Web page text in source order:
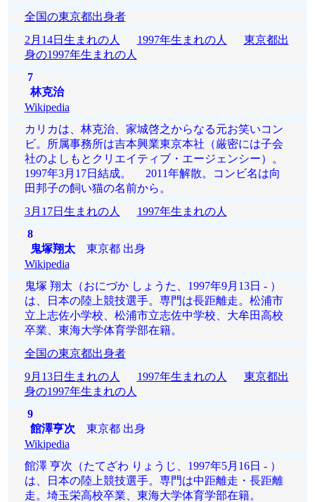
全国の東京都出身者
2月14日生まれの人
1997年生まれの人
東京都出
身の1997年生まれの人
7
林克治
Wikipedia
カリカは、林克治、家城啓之からなる元お笑いコン
ビ。所属事務所は吉本興業東京本社（厳密には子会
社のよしもとクリエイティブ・エージェンシー）。
1997年3月17日結成。 2011年解散。コンビ名は向
田邦子の飼い猫の名前から。
3月17日生まれの人
1997年生まれの人
8
鬼塚翔太東京都 出身
Wikipedia
鬼塚 翔太（おにづか しょうた、1997年9月13日 - ）
は、日本の陸上競技選手。専門は長距離走。松浦市
立上志佐小学校、松浦市立志佐中学校、大牟田高校
卒業、東海大学体育学部在籍。
全国の東京都出身者
9月13日生まれの人
1997年生まれの人
東京都出
身の1997年生まれの人
9
館澤亨次 東京都 出身
Wikipedia
館澤 亨次（たてざわ りょうじ、1997年5月16日 - ）
は、日本の陸上競技選手。専門は中距離走・長距離
走。埼玉栄高校卒業、東海大学体育学部在籍。